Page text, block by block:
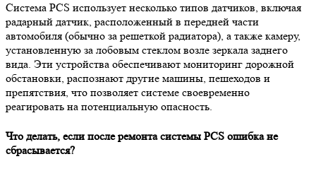
Система PCS использует несколько типов датчиков, включая
радарный датчик, расположенный в передней части
автомобиля (обычно за решеткой радиатора), а также камеру,
установленную за лобовым стеклом возле зеркала заднего
вида. Эти устройства обеспечивают мониторинг дорожной
обстановки, распознают другие машины, пешеходов и
препятствия, что позволяет системе своевременно
реагировать на потенциальную опасность.
Что делать, если после ремонта системы PCS ошибка не
сбрасывается?